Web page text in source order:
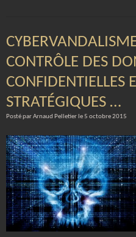
CONTRÔLE DES
CONFIDENTIELLES
STRATÉGIQUES …
Posté par Arnaud Pelletier le 5 octobre 2015